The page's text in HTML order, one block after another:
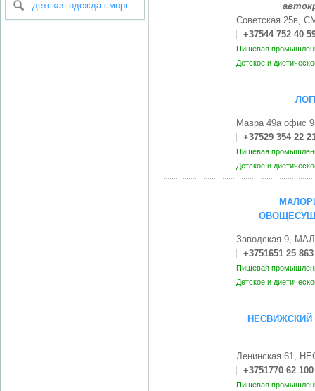
детская одежда сморгонь
Советская 25в,
+37544 752 40
Пищевая
Детское и
Мавра 49а офис
+37529 354 22
Пищевая
Детское и
Заводская 9,
+3751651 25 863
Пищевая
Детское и
НЕСВИЖСКИЙ
Ленинская 61,
+3751770 62 100
Пищевая